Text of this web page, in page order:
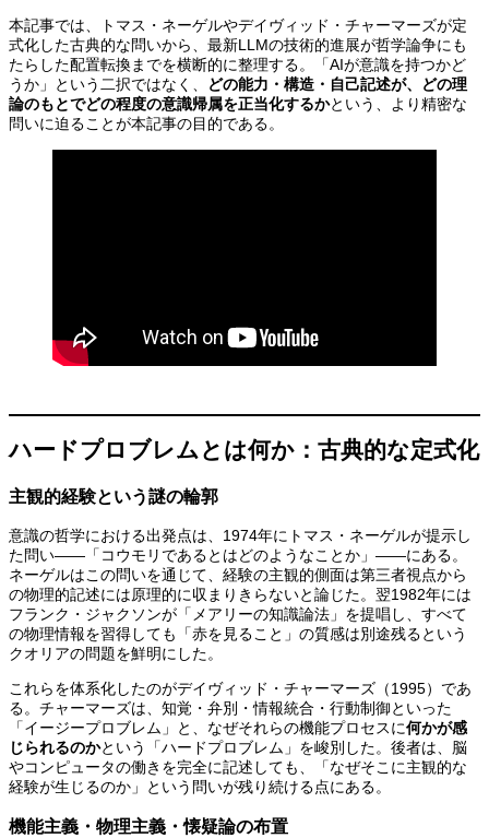
本記事では、トマス・ネーゲルやデイヴィッド・チャーマーズが定
式化した古典的な問いから、最新LLMの技術的進展が哲学論争にも
たらした配置転換までを横断的に整理する。「AIが意識を持つかど
うか」という二択ではなく、
どの能力・構造・自己記述が、どの理
論のもとでどの程度の意識帰属を正当化するかという、より精密な
問いに迫ることが本記事の目的である。
ハードプロブレムとは何か：古典的な定式化
主観的経験という謎の輪郭
意識の哲学における出発点は、1974年にトマス・ネーゲルが提示し
た問い——「コウモリであるとはどのようなことか」——にある。
ネーゲルはこの問いを通じて、経験の主観的側面は第三者視点から
の物理的記述には原理的に収まりきらないと論じた。翌1982年には
フランク・ジャクソンが「メアリーの知識論法」を提唱し、すべて
の物理情報を習得しても「赤を見ること」の質感は別途残るという
クオリアの問題を鮮明にした。
これらを体系化したのがデイヴィッド・チャーマーズ（1995）であ
る。チャーマーズは、知覚・弁別・情報統合・行動制御といった
「イージープロブレム」と、なぜそれらの機能プロセスに何かが感
じられるのかという「ハードプロブレム」を峻別した。後者は、脳
やコンピュータの働きを完全に記述しても、「なぜそこに主観的な
経験が生じるのか」という問いが残り続ける点にある。
機能主義・物理主義・懐疑論の布置